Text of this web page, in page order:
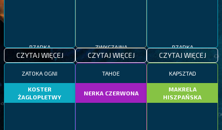
RZADKA
CZYTAJ WIĘCEJ
ZWYCZAJNA
CZYTAJ WIĘCEJ
RZADKA
CZYTAJ WIĘCEJ
ZATOKA OGNI
KOSTER
ŻAGLOPŁETWY
TAHOE
NERKA CZERWONA
KAPSZTAD
MAKRELA
HISZPAŃSKA